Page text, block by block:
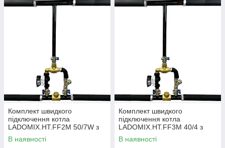
Комплект швидкого
підключення котла
LADOMIX.HT.FF2M 50/7W з
гнучкими шлангами,
змішувальний вузол 55°C,
В наявності
Комплект швидкого
підключення котла
LADOMIX.HT.FF3M 40/4 з
гнучкими шлангами,
змішувальний вузол 55°C,
В наявності